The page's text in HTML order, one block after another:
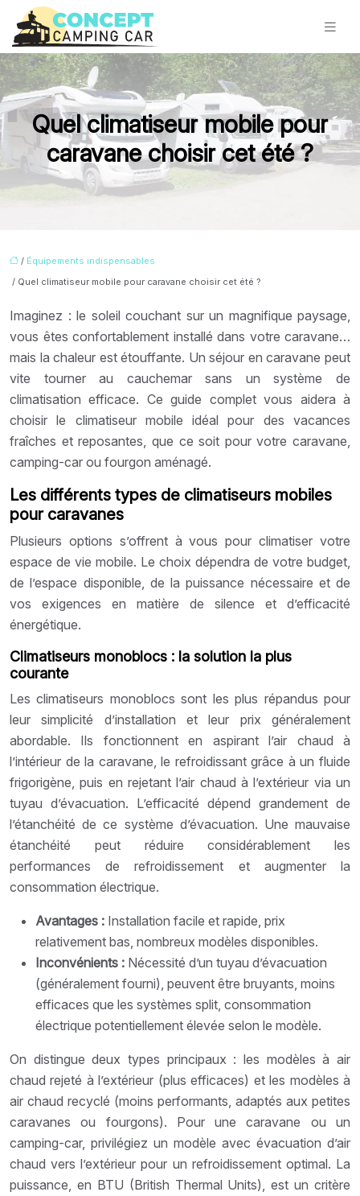
Quel climatiseur mobile pour
caravane choisir cet été ?
/ Équipements indispensables
/ Quel climatiseur mobile pour caravane choisir cet été ?
Imaginez : le soleil couchant sur un magnifique paysage,
vous êtes confortablement installé dans votre caravane…
mais la chaleur est étouffante. Un séjour en caravane peut
vite tourner au cauchemar sans un système de
climatisation efficace. Ce guide complet vous aidera à
choisir le climatiseur mobile idéal pour des vacances
fraîches et reposantes, que ce soit pour votre caravane,
camping-car ou fourgon aménagé.
Les différents types de climatiseurs mobiles
pour caravanes
Plusieurs options s’offrent à vous pour climatiser votre
espace de vie mobile. Le choix dépendra de votre budget,
de l’espace disponible, de la puissance nécessaire et de
vos exigences en matière de silence et d’efficacité
énergétique.
Climatiseurs monoblocs : la solution la plus
courante
Les climatiseurs monoblocs sont les plus répandus pour
leur simplicité d’installation et leur prix généralement
abordable. Ils fonctionnent en aspirant l’air chaud à
l’intérieur de la caravane, le refroidissant grâce à un fluide
frigorigène, puis en rejetant l’air chaud à l’extérieur via un
tuyau d’évacuation. L’efficacité dépend grandement de
l’étanchéité de ce système d’évacuation. Une mauvaise
étanchéité peut réduire considérablement les
performances de refroidissement et augmenter la
consommation électrique.
Avantages : Installation facile et rapide, prix
relativement bas, nombreux modèles disponibles.
Inconvénients : Nécessité d’un tuyau d’évacuation
(généralement fourni), peuvent être bruyants, moins
efficaces que les systèmes split, consommation
électrique potentiellement élevée selon le modèle.
On distingue deux types principaux : les modèles à air
chaud rejeté à l’extérieur (plus efficaces) et les modèles à
air chaud recyclé (moins performants, adaptés aux petites
caravanes ou fourgons). Pour une caravane ou un
camping-car, privilégiez un modèle avec évacuation d’air
chaud vers l’extérieur pour un refroidissement optimal. La
puissance, en BTU (British Thermal Units), est un critère